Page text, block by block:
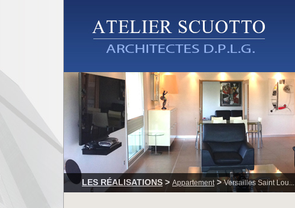
LES RÉALISATIONS > Appartement >Versailles Saint Lou...